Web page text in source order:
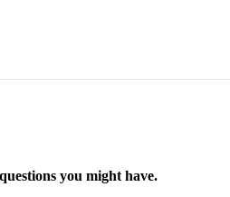
you might have.